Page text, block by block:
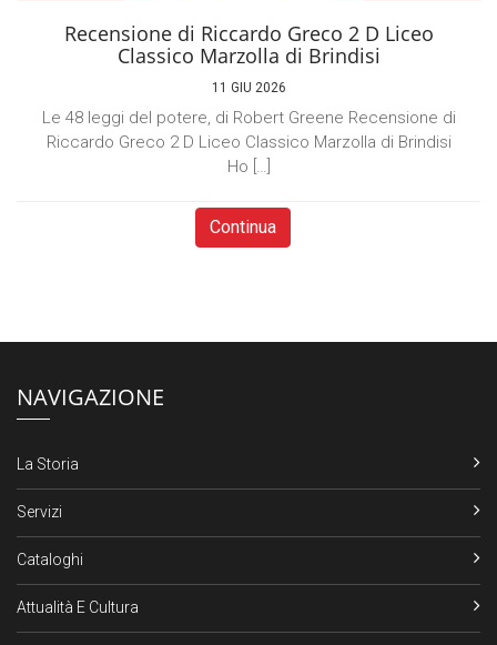
Recensione di Riccardo Greco 2 D Liceo
Classico Marzolla di Brindisi
11 GIU 2026
Le 48 leggi del potere, di Robert Greene Recensione di
Riccardo Greco 2 D Liceo Classico Marzolla di Brindisi
Ho […]
Continua
NAVIGAZIONE
La Storia
Servizi
Cataloghi
Attualità E Cultura